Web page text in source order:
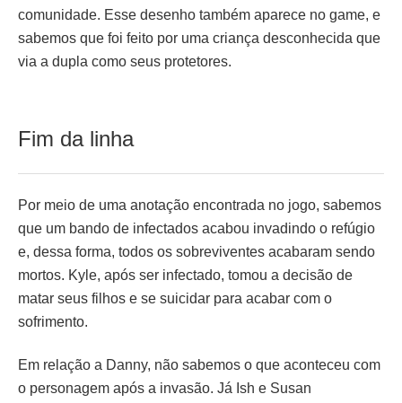
comunidade. Esse desenho também aparece no game, e
sabemos que foi feito por uma criança desconhecida que
via a dupla como seus protetores.
Fim da linha
Por meio de uma anotação encontrada no jogo, sabemos
que um bando de infectados acabou invadindo o refúgio
e, dessa forma, todos os sobreviventes acabaram sendo
mortos. Kyle, após ser infectado, tomou a decisão de
matar seus filhos e se suicidar para acabar com o
sofrimento.
Em relação a Danny, não sabemos o que aconteceu com
o personagem após a invasão. Já Ish e Susan